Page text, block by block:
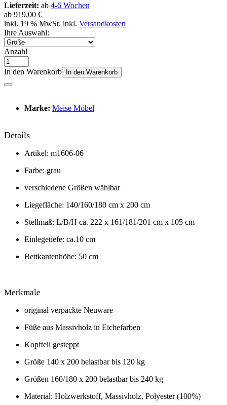
Lieferzeit: ab 4-6 Wochen
ab 919,00 €
inkl. 19 % MwSt. inkl. Versandkosten
Ihre Auswahl:
Anzahl
In den Warenkorb In den Warenkorb
Marke: Meise Möbel
Details
Artikel: m1606-06
Farbe: grau
verschiedene Größen wählbar
Liegefläche: 140/160/180 cm x 200 cm
Stellmaß: L/B/H ca. 222 x 161/181/201 cm x 105 cm
Einlegetiefe: ca.10 cm
Bettkantenhöhe: 50 cm
Merkmale
original verpackte Neuware
Füße aus Massivholz in Eichefarben
Kopfteil gesteppt
Größe 140 x 200 belastbar bis 120 kg
Größen 160/180 x 200 belastbar bis 240 kg
Material: Holzwerkstoff, Massivholz, Polyester (100%)